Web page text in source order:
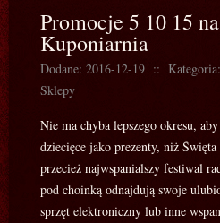
Promocje 5 10 15
Kuponiarnia
Dodane: 2016-12-19 ::
Sklepy
Nie ma chyba lepszego okresu,
dziecięce jako prezenty, niż
przecież najwspanialszy festiwal
pod choinką odnajdują swoje
sprzęt elektroniczny lub inne